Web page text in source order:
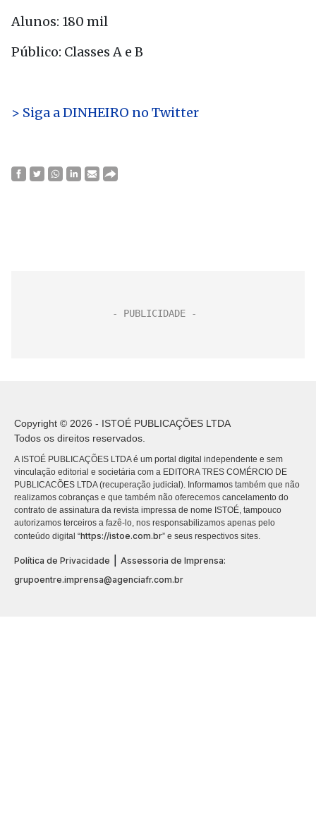
Alunos: 180 mil
Público: Classes A e B
> Siga a DINHEIRO no Twitter
Copyright © 2026 - ISTOÉ PUBLICAÇÕES LTDA
Todos os direitos reservados.
A ISTOÉ PUBLICAÇÕES LTDA é um portal digital independente e sem
vinculação editorial e societária com a EDITORA TRES COMÉRCIO DE
PUBLICACÕES LTDA (recuperação judicial). Informamos também que não
realizamos cobranças e que também não oferecemos cancelamento do
contrato de assinatura da revista impressa de nome ISTOÉ, tampouco
autorizamos terceiros a fazê-lo, nos responsabilizamos apenas pelo
conteúdo digital “https://istoe.com.br” e seus respectivos sites.
Política de Privacidade | Assessoria de Imprensa:
grupoentre.imprensa@agenciafr.com.br